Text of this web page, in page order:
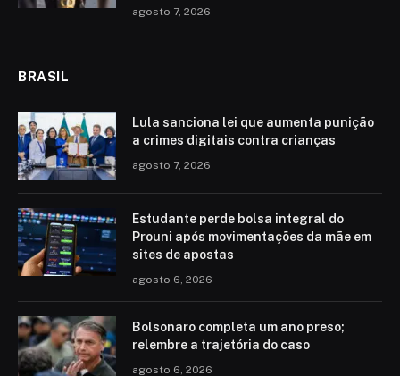
agosto 7, 2026
BRASIL
Lula sanciona lei que aumenta punição
a crimes digitais contra crianças
agosto 7, 2026
Estudante perde bolsa integral do
Prouni após movimentações da mãe em
sites de apostas
agosto 6, 2026
Bolsonaro completa um ano preso;
relembre a trajetória do caso
agosto 6, 2026